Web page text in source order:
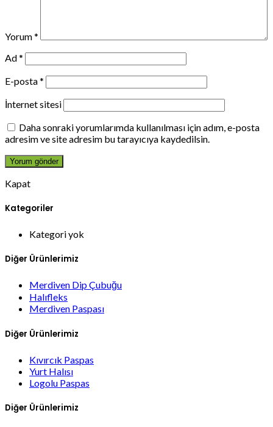
Yorum*
Ad*
E-posta*
İnternet sitesi
Daha sonraki yorumlarımda kullanılması için adım, e-posta
adresim ve site adresim bu tarayıcıya kaydedilsin.
Kapat
Kategoriler
Kategori yok
Diğer Ürünlerimiz
Merdiven Dip Çubuğu
Halıfleks
Merdiven Paspası
Diğer Ürünlerimiz
Kıvırcık Paspas
Yurt Halısı
Logolu Paspas
Diğer Ürünlerimiz